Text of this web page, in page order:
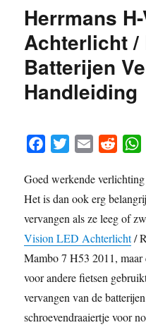
Herrmans
Achterlicht /
Batterijen
Handleiding
c
e
b
o
o
i
t
e
r
a
i
l
d
d
i
t
a
t
s
p
Goed werkende
Het is dan ook erg
vervangen als ze leeg of
Vision LED Achterlicht/
Mambo 7 H53 2011,
voor andere fietsen
vervangen van de
schroevendraaiertje voor